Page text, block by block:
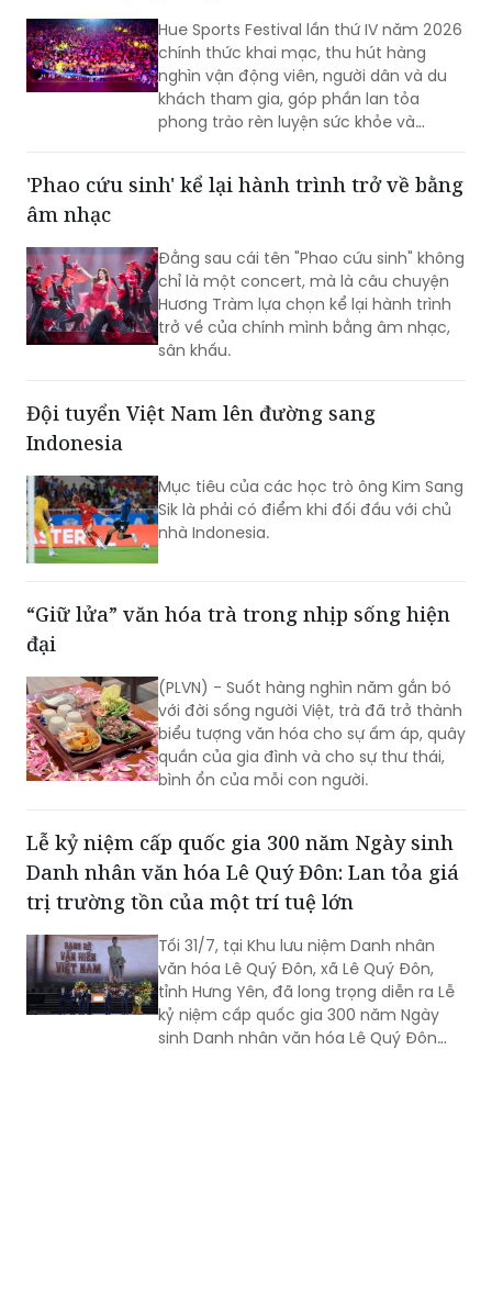
Hue Sports Festival lần thứ IV năm 2026
chính thức khai mạc, thu hút hàng
nghìn vận động viên, người dân và du
khách tham gia, góp phần lan tỏa
phong trào rèn luyện sức khỏe và
'Phao cứu sinh' kể lại hành trình trở về bằng
âm nhạc
Đằng sau cái tên "Phao cứu sinh" không
chỉ là một concert, mà là câu chuyện
Hương Tràm lựa chọn kể lại hành trình
trở về của chính mình bằng âm nhạc,
sân khấu.
Đội tuyển Việt Nam lên đường sang
Indonesia
Mục tiêu của các học trò ông Kim Sang
Sik là phải có điểm khi đối đầu với chủ
nhà Indonesia.
“Giữ lửa” văn hóa trà trong nhịp sống hiện
đại
(PLVN) - Suốt hàng nghìn năm gắn bó
với đời sống người Việt, trà đã trở thành
biểu tượng văn hóa cho sự ấm áp, quây
quần của gia đình và cho sự thư thái,
bình ổn của mỗi con người.
Lễ kỷ niệm cấp quốc gia 300 năm Ngày sinh
Danh nhân văn hóa Lê Quý Đôn: Lan tỏa giá
trị trường tồn của một trí tuệ lớn
Tối 31/7, tại Khu lưu niệm Danh nhân
văn hóa Lê Quý Đôn, xã Lê Quý Đôn,
tỉnh Hưng Yên, đã long trọng diễn ra Lễ
kỷ niệm cấp quốc gia 300 năm Ngày
sinh Danh nhân văn hóa Lê Quý Đôn